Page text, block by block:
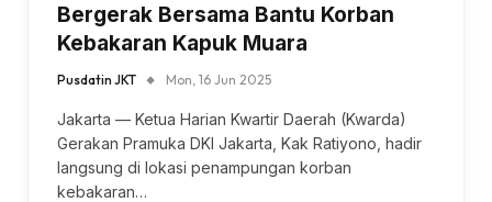
Bergerak Bersama Bantu Korban
Kebakaran Kapuk Muara
Pusdatin JKT Mon, 16 Jun 2025
Jakarta — Ketua Harian Kwartir Daerah (Kwarda)
Gerakan Pramuka DKI Jakarta, Kak Ratiyono, hadir
langsung di lokasi penampungan korban
kebakaran…